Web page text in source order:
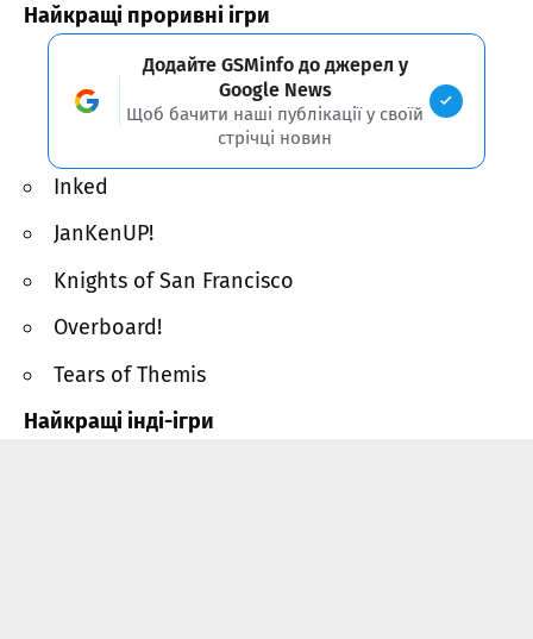
Найкращі проривні ігри
Додайте GSMinfo до джерел у
Google News
Щоб бачити наші публікації у своїй
стрічці новин
Inked
JanKenUP!
Knights of San Francisco
Overboard!
Tears of Themis
Найкращі інді-ігри